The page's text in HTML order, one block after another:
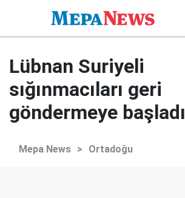
Lübnan Suriyeli
sığınmacıları geri
göndermeye başladı
Mepa News > Ortadoğu